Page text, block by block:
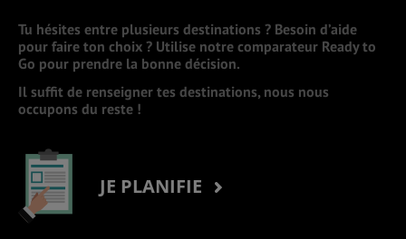
Tu hésites entre plusieurs destinations ? Besoin d’aide
pour faire ton choix ? Utilise notre comparateur Ready to
Go pour prendre la bonne décision.
Il suffit de renseigner tes destinations, nous nous
occupons du reste !
JE PLANIFIE